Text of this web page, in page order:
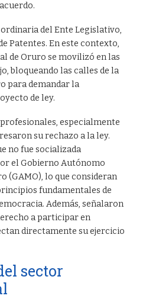
del Ente Legislativo,
Patentes. En este contexto,
de Oruro se movilizó en las
bloqueando las calles de la
para demandar la
de ley.
especialmente
su rechazo a la ley.
no fue socializada
el Gobierno Autónomo
(GAMO), lo que consideran
fundamentales de
Además, señalaron
a participar en
directamente su ejercicio
sector